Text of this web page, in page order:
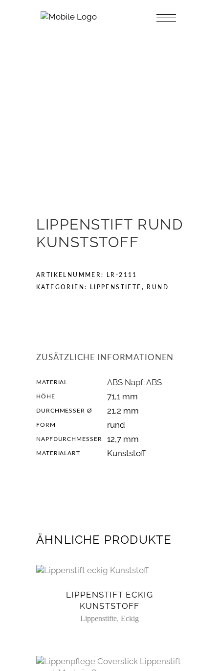
LIPPENSTIFT RUND
KUNSTSTOFF
ARTIKELNUMMER: LR-2111
KATEGORIEN: LIPPENSTIFTE , RUND
ZUSÄTZLICHE INFORMATIONEN
MATERIAL ABS Napf: ABS
HÖHE 71,1 mm
DURCHMESSER Ø 21,2 mm
FORM rund
NAPFDURCHMESSER 12,7 mm
MATERIALART Kunststoff
ÄHNLICHE PRODUKTE
LIPPENSTIFT ECKIG
KUNSTSTOFF
Lippenstifte, Eckig